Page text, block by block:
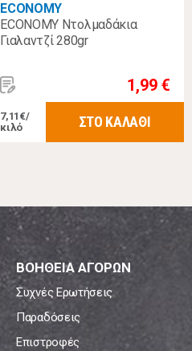
ECONOMY
ECONOMY Ντολμαδάκια
Γιαλαντζί 280gr
1,99 €
7,11€/
κιλό
ΣΤΟ ΚΑΛΑΘΙ
ΒΟΗΘΕΙΑ ΑΓΟΡΩΝ
Συχνές Ερωτήσεις
Παραδόσεις
Επιστροφές